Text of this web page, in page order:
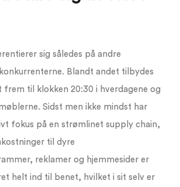
sig således på andre
Blandt andet tilbydes
frem til klokken 20:30 i hverdagene og
Sidst men ikke mindst har
fokus på en strømlinet supply chain,
til dyre
reklamer og hjemmesider er
helt ind til benet, hvilket i sit selv er